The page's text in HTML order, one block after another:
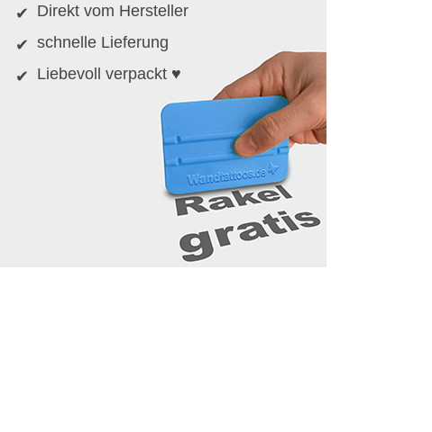
Direkt vom Hersteller
schnelle Lieferung
Liebevoll verpackt ♥